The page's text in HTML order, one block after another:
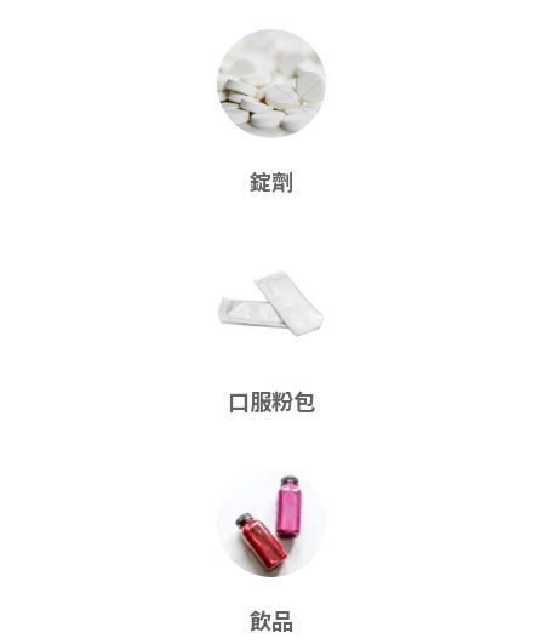
錠劑
口服粉包
飲品